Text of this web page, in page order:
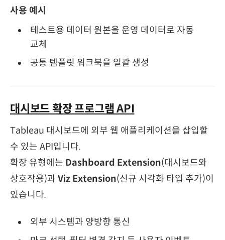
사용 예시
테스트용 데이터 원본을 운영 데이터로 자동
교체
공통 템플릿 워크북을 일괄 생성
대시보드 확장 프로그램 API
Tableau 대시보드에 외부 웹 애플리케이션을 삽입할
수 있는 API입니다.
확장 유형에는 Dashboard Extension(대시보드와
상호작용)과 Viz Extension(신규 시각화 타입 추가)이
있습니다.
외부 시스템과 양방향 통신